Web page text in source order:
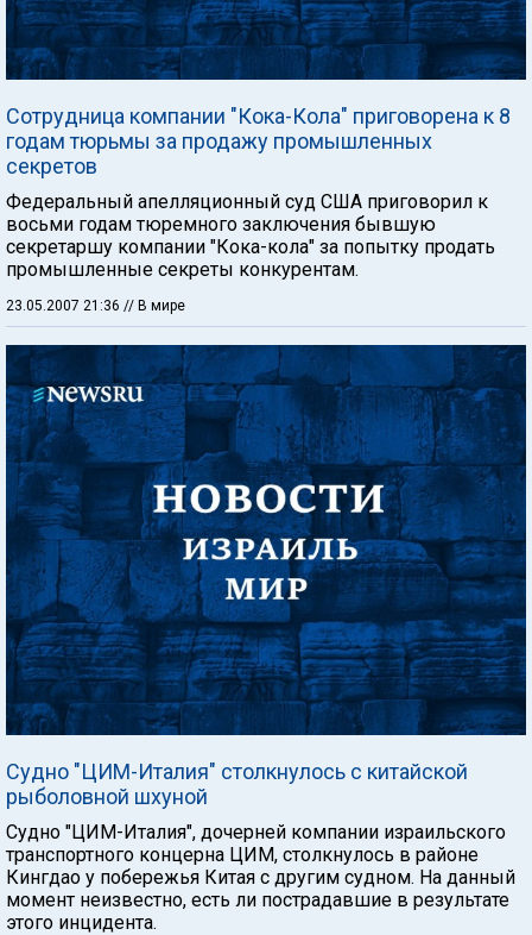
Сотрудница компании "Кока-Кола" приговорена к 8
годам тюрьмы за продажу промышленных
секретов
Федеральный апелляционный суд США приговорил к
восьми годам тюремного заключения бывшую
секретаршу компании "Кока-кола" за попытку продать
промышленные секреты конкурентам.
23.05.2007 21:36 // В мире
Судно "ЦИМ-Италия" столкнулось с китайской
рыболовной шхуной
Судно "ЦИМ-Италия", дочерней компании израильского
транспортного концерна ЦИМ, столкнулось в районе
Кингдао у побережья Китая с другим судном. На данный
момент неизвестно, есть ли пострадавшие в результате
этого инцидента.